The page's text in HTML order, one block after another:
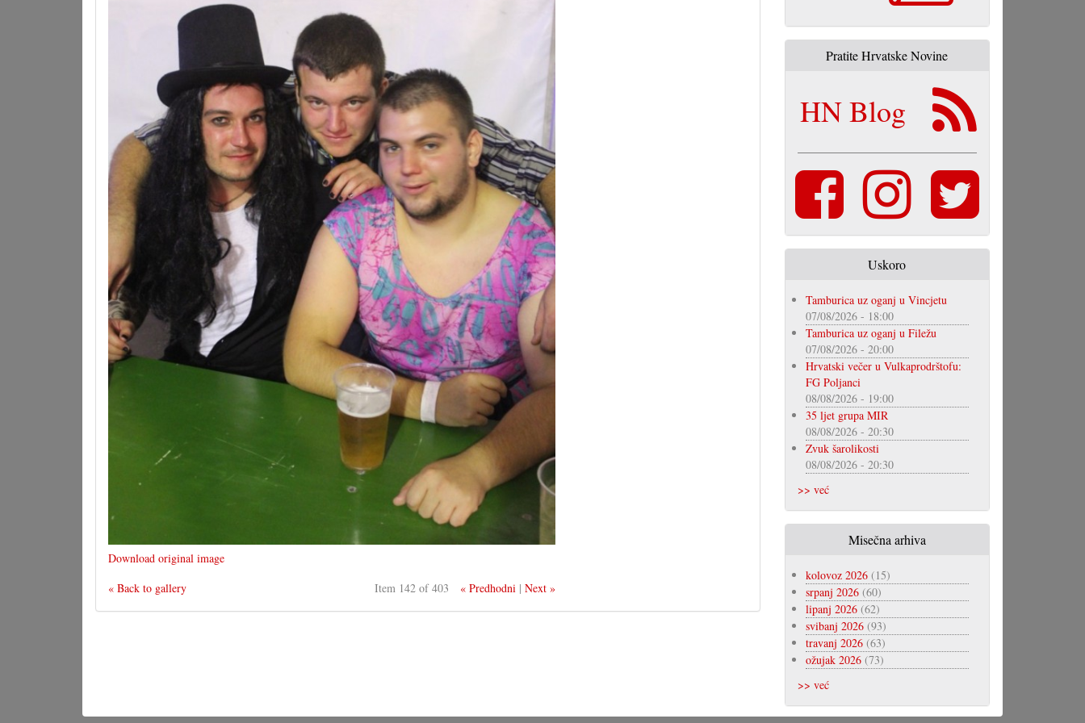
Download original image
« Back to gallery
Item 142 of 403 « Predhodni |Next »
Pratite Hrvatske Novine
HN Blog
Uskoro
Tamburica uz oganj u Vincjetu
07/08/2026 - 18:00
Tamburica uz oganj u Filežu
07/08/2026 - 20:00
Hrvatski večer u Vulkaprodrštofu:
FG Poljanci
08/08/2026 - 19:00
35 ljet grupa MIR
08/08/2026 - 20:30
Zvuk šarolikosti
08/08/2026 - 20:30
>> već
Misečna arhiva
kolovoz 2026(15)
srpanj 2026(60)
lipanj 2026(62)
svibanj 2026(93)
travanj 2026(63)
ožujak 2026(73)
>> već